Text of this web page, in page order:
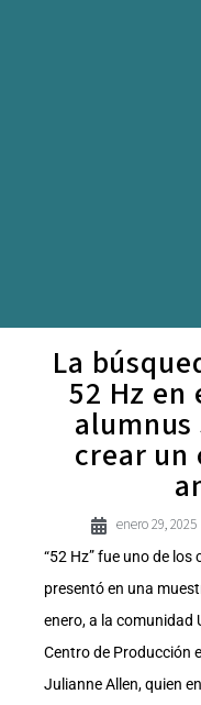
La
52 Hz en
crear un
enero 29, 2025
“52 Hz” fue uno de
presentó en una
enero, a la comunidad
Centro de Producción
Julianne Allen, quien